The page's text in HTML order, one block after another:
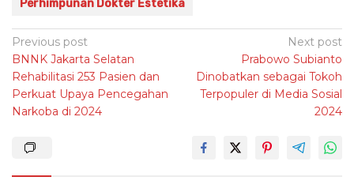
Perhimpunan Dokter Estetika
Post
navigation
Previous post
BNNK Jakarta Selatan
Rehabilitasi 253 Pasien dan
Perkuat Upaya Pencegahan
Narkoba di 2024
Next post
Prabowo Subianto
Dinobatkan sebagai Tokoh
Terpopuler di Media Sosial
2024